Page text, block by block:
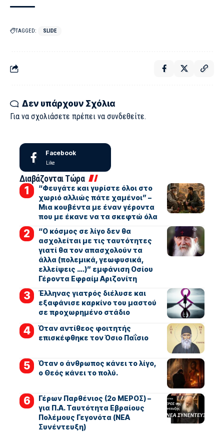
TAGGED: SLIDE
Δεν υπάρχουν Σχόλια
Για να σχολιάσετε πρέπει να συνδεθείτε.
Facebook
Like
Διαβάζονται Τώρα
“Φευγάτε και γυρίστε όλοι στο
χωριό αλλιώς πάτε χαμένοι” –
Μια κουβέντα με έναν γέροντα
που με έκανε να τα σκεφτώ όλα
“Ο κόσμος σε λίγο δεν θα
ασχολείται με τις ταυτότητες
γιατί θα τον απασχολούν τα
άλλα (πολεμικά, γεωφυσικά,
ελλείψεις ….)” εμφάνιση Οσίου
Γέροντα Εφραίμ Αριζονίτη
Έλληνας γιατρός διέλυσε και
εξαφάνισε καρκίνο του μαστού
σε προχωρημένο στάδιο
Όταν αντίθεος φοιτητής
επισκέφθηκε τον Όσιο Παΐσιο
Όταν ο άνθρωπος κάνει το λίγο,
ο Θεός κάνει το πολύ.
Γέρων Παρθένιος (2ο ΜΕΡΟΣ) –
για Π.Α. Ταυτότητα Εβραίους
Πολέμους Γεγονότα (ΝΕΑ
Συνέντευξη)